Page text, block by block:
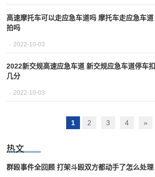
高速摩托车可以走应急车道吗 摩托车走应急车道
拍吗
2022-10-03
2022新交规高速应急车道 新交规应急车道停车扣
几分
2022-10-03
1 2 3 4 »
热文
群殴事件全回顾 打架斗殴双方都动手了怎么处理